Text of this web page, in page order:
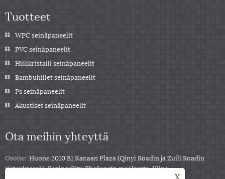
Tuotteet
WPC seinäpaneelit
PVC seinäpaneelit
Hiilikristalli seinäpaneelit
Bambuhiilet seinäpaneelit
Ps seinäpaneelit
Akustiset seinäpaneelit
Ota meihin yhteyttä
Osoite: Huone 2010 B1 Kanaan Plaza (Qinyi Roadin ja Zuili Roadin
risteyksessä), Jiaxing City, Zhejiangin maakunta, Kiina
X